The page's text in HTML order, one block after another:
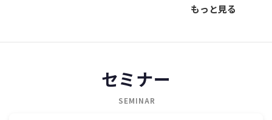
もっと見る
セミナー
SEMINAR